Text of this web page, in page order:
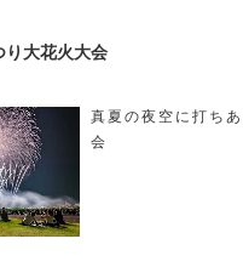
大花火大会
真夏の夜空に打ち
会